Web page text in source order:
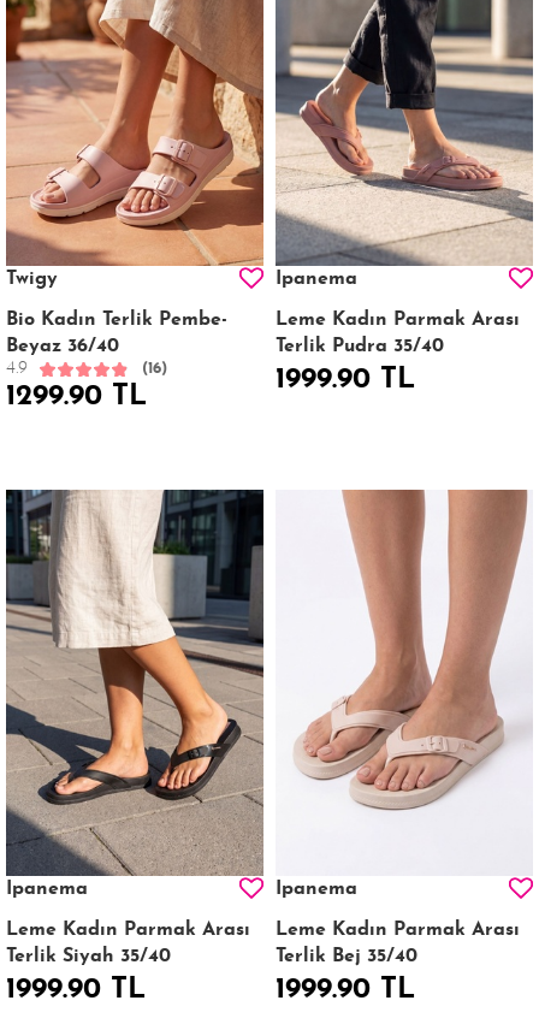
Twigy
Bio Kadın Terlik Pembe-
Beyaz 36/40
4.9 (16)
1299.90 TL
Ipanema
Leme Kadın Parmak Arası
Terlik Pudra 35/40
1999.90 TL
Ipanema
Leme Kadın Parmak Arası
Terlik Siyah 35/40
1999.90 TL
Ipanema
Leme Kadın Parmak Arası
Terlik Bej 35/40
1999.90 TL